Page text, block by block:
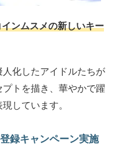
ンムスメの新しいキー
化したアイドルたちが
トを描き、華やかで躍
しています。
録キャンペーン実施